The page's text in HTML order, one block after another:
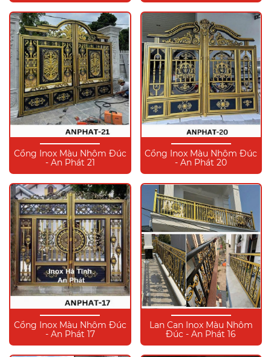
Cổng Inox Màu Nhôm Đúc
- An Phát 21
Cổng Inox Màu Nhôm Đúc
- An Phát 20
Cổng Inox Màu Nhôm Đúc
- An Phát 17
Lan Can Inox Màu Nhôm
Đúc - An Phát 16